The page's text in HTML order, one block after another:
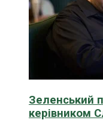
Зеленський
керівником